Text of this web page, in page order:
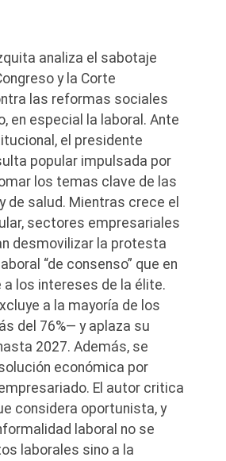
analiza el sabotaje
y la Corte
las reformas sociales
en especial la laboral. Ante
el presidente
popular impulsada por
los temas clave de las
de salud. Mientras crece el
sectores empresariales
desmovilizar la protesta
“de consenso” que en
los intereses de la élite.
a la mayoría de los
del 76%— y aplaza su
2027. Además, se
económica por
El autor critica
considera oportunista, y
laboral no se
laborales sino a la